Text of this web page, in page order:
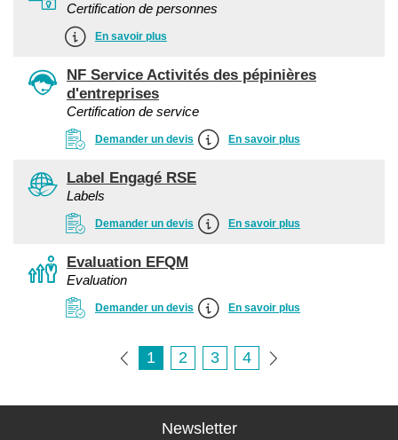
Certification de personnes
En savoir plus
NF Service Activités des pépinières
d'entreprises
Certification de service
Demander un devis En savoir plus
Label Engagé RSE
Labels
Demander un devis En savoir plus
Evaluation EFQM
Evaluation
Demander un devis En savoir plus
1 2 3 4
Newsletter